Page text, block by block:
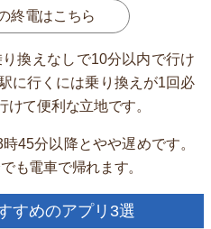
終電はこちら
換えなしで10分以内で行け
に行くには乗り換えが1回必
て便利な立地です。
45分以降とやや遅めです。
も電車で帰れます。
すめのアプリ3選